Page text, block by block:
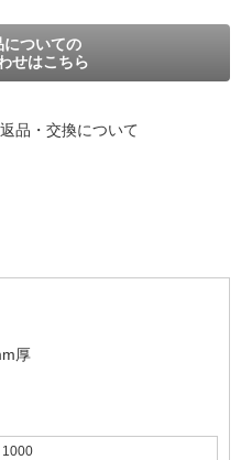
についての
せはこちら
返品・交換について
厚
1000